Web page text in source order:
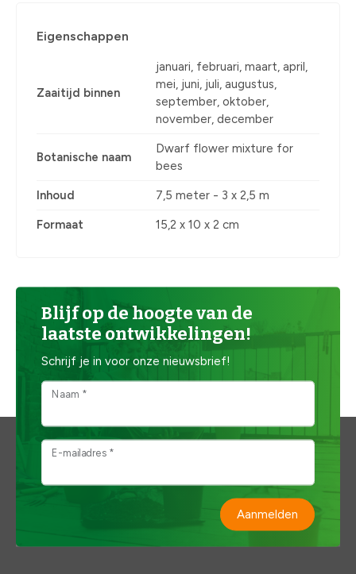
Eigenschappen
Zaaitijd binnen
januari, februari, maart, april,
mei, juni, juli, augustus,
september, oktober,
november, december
Botanische naam
Dwarf flower mixture for
bees
Inhoud 7,5 meter - 3 x 2,5 m
Formaat 15,2 x 10 x 2 cm
Blijf op de hoogte van de
laatste ontwikkelingen!
Schrijf je in voor onze nieuwsbrief!
Naam *
E-mailadres *
Aanmelden